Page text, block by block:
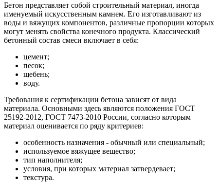
Бетон представляет собой строительный материал, иногда
именуемый искусственным камнем. Его изготавливают из
воды и вяжущих компонентов, различные пропорции которых
могут менять свойства конечного продукта. Классический
бетонный состав смеси включает в себя:
цемент;
песок;
щебень;
воду.
Требования к сертификации бетона зависят от вида
материала. Основными здесь являются положения ГОСТ
25192-2012, ГОСТ 7473-2010 России, согласно которым
материал оценивается по ряду критериев:
особенность назначения - обычный или специальный;
используемое вяжущее вещество;
тип наполнителя;
условия, при которых материал затвердевает;
текстура.